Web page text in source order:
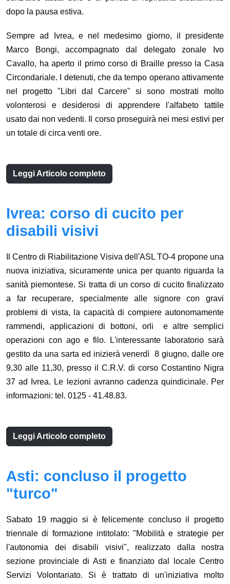
dopo la pausa estiva.
Sempre ad Ivrea, e nel medesimo giorno, il presidente
Marco Bongi, accompagnato dal delegato zonale Ivo
Cavallo, ha aperto il primo corso di Braille presso la Casa
Circondariale. I detenuti, che da tempo operano attivamente
nel progetto "Libri dal Carcere" si sono mostrati molto
volonterosi e desiderosi di apprendere l'alfabeto tattile
usato dai non vedenti. Il corso proseguirà nei mesi estivi per
un totale di circa venti ore.
Leggi Articolo completo
Ivrea: corso di cucito per
disabili visivi
Il Centro di Riabilitazione Visiva dell'ASL TO-4 propone una
nuova iniziativa, sicuramente unica per quanto riguarda la
sanità piemontese. Si tratta di un corso di cucito finalizzato
a far recuperare, specialmente alle signore con gravi
problemi di vista, la capacità di compiere autonomamente
rammendi, applicazioni di bottoni, orli e altre semplici
operazioni con ago e filo. L'interessante laboratorio sarà
gestito da una sarta ed inizierà venerdì 8 giugno, dalle ore
9,30 alle 11,30, presso il C.R.V. di corso Costantino Nigra
37 ad Ivrea. Le lezioni avranno cadenza quindicinale. Per
informazioni: tel. 0125 - 41.48.83.
Leggi Articolo completo
Asti: concluso il progetto
"turco"
Sabato 19 maggio si è felicemente concluso il progetto
triennale di formazione intitolato: "Mobilità e strategie per
l'autonomia dei disabili visivi", realizzato dalla nostra
sezione provinciale di Asti e finanziato dal locale Centro
Servizi Volontariato. Si è trattato di un'iniziativa molto